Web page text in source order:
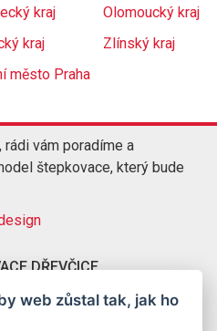
kraj
Olomoucký kraj
kraj
Zlínský kraj
město Praha
rádi vám poradíme a
štepkovace, který bude
DŘEVČICE
a špalíkovacu Dřevčice
web zůstal tak, jak ho